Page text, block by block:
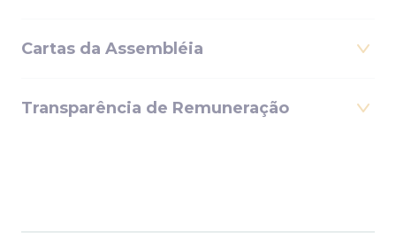
Cartas da Assembléia
Transparência de Remuneração